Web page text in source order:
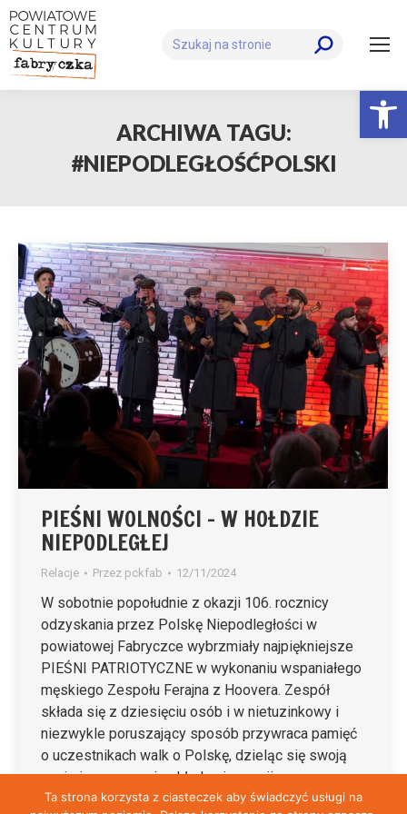
Szukaj:
ARCHIWA TAGU:
#NIEPODLEGŁOŚĆPOLSKI
PIEŚNI WOLNOŚCI – W HOŁDZIE
NIEPODLEGŁEJ
Relacje Przez pckfab 12/11/2024
W sobotnie popołudnie z okazji 106. rocznicy
odzyskania przez Polskę Niepodległości w
powiatowej Fabryczce wybrzmiały najpiękniejsze
PIEŚNI PATRIOTYCZNE w wykonaniu wspaniałego
męskiego Zespołu Ferajna z Hoovera. Zespół
składa się z dziesięciu osób i w nietuzinkowy i
niezwykle poruszający sposób przywraca pamięć
o uczestnikach walk o Polskę, dzieląc się swoją
pasją i ogromnymi pokładami energii z…
Ta strona korzysta z ciasteczek aby świadczyć usługi na